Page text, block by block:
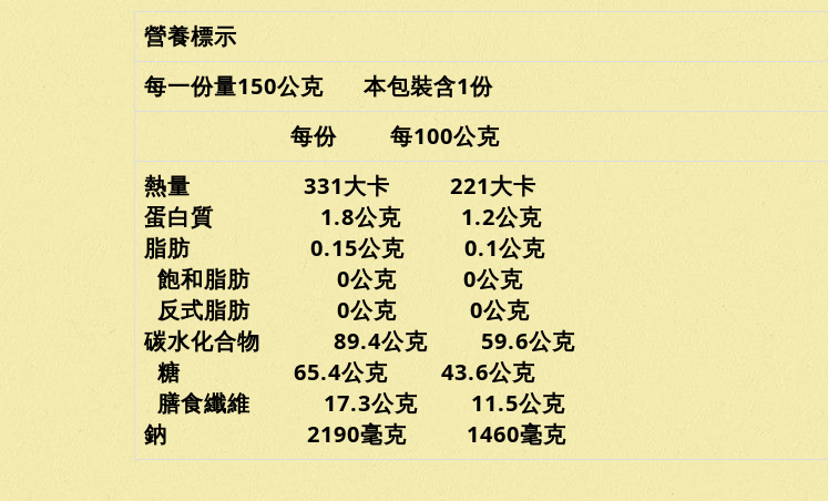
營養標示
每一份量150公克 本包裝含1份
每份 每100公克
熱量 331大卡 221大卡
蛋白質 1.8公克 1.2公克
脂肪 0.15公克 0.1公克
飽和脂肪 0公克 0公克
反式脂肪 0公克 0公克
碳水化合物 89.4公克 59.6公克
糖 65.4公克 43.6公克
膳食纖維 17.3公克 11.5公克
鈉 2190毫克 1460毫克